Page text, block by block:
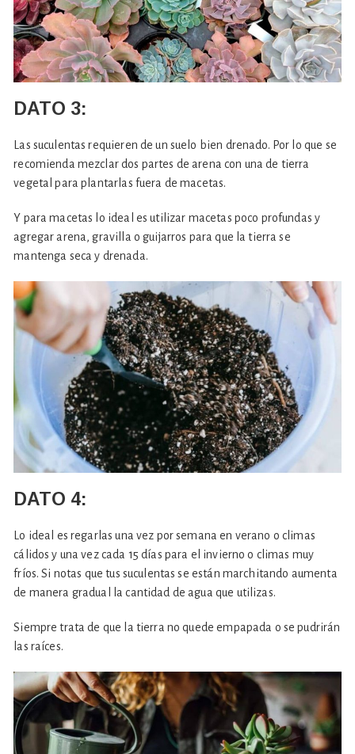
DATO 3:
Las suculentas requieren de un suelo bien drenado. Por lo que se
recomienda mezclar dos partes de arena con una de tierra
vegetal para plantarlas fuera de macetas.
Y para macetas lo ideal es utilizar macetas poco profundas y
agregar arena, gravilla o guijarros para que la tierra se
mantenga seca y drenada.
DATO 4:
Lo ideal es regarlas una vez por semana en verano o climas
cálidos y una vez cada 15 días para el invierno o climas muy
fríos. Si notas que tus suculentas se están marchitando aumenta
de manera gradual la cantidad de agua que utilizas.
Siempre trata de que la tierra no quede empapada o se pudrirán
las raíces.